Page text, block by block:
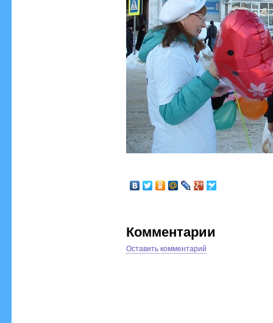
Комментарии
Оставить комментарий